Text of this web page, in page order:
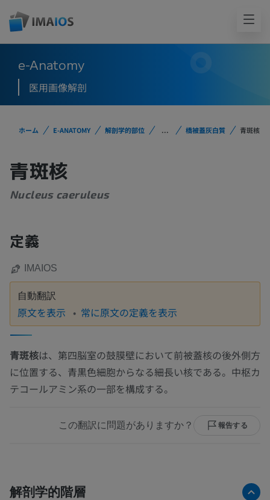
e-Anatomy
医用画像解剖
ホーム E-ANATOMY 解剖学的部位 ... 橋被蓋灰白質 青斑核
青斑核
Nucleus caeruleus
定義
IMAIOS
自動翻訳
原文を表示 常に原文の定義を表示
青斑核は、第四脳室の鼓膜壁において前被蓋核の後外側方
に位置する、青黒色細胞からなる細長い核である。中枢カ
テコールアミン系の一部を構成する。
この翻訳に問題がありますか？ 報告する
解剖学的階層